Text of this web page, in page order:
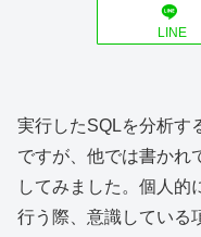
LINE
実行したSQLを分析す
ですが、他では書かれ
してみました。個人的
行う際、意識している